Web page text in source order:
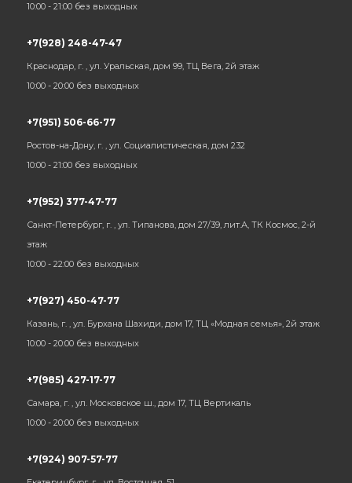
10:00 - 21:00 без выходных
+7(928) 248-47-47
Краснодар, г. , ул. Уральская, дом 99, ТЦ Вега, 2й этаж
10:00 - 20:00 без выходных
+7(951) 506-66-77
Ростов-на-Дону, г. , ул. Социалистическая, дом 232
10:00 - 21:00 без выходных
+7(952) 377-47-77
Санкт-Петербург, г. , ул. Типанова, дом 27/39, лит.А, ТК Космос, 2-й
этаж
10:00 - 22:00 без выходных
+7(927) 450-47-77
Казань, г. , ул. Бурхана Шахиди, дом 17, ТЦ «Модная семья», 2й этаж
10:00 - 20:00 без выходных
+7(985) 427-17-77
Самара, г. , ул. Московское ш., дом 17, ТЦ Вертикаль
10:00 - 20:00 без выходных
+7(924) 907-57-77